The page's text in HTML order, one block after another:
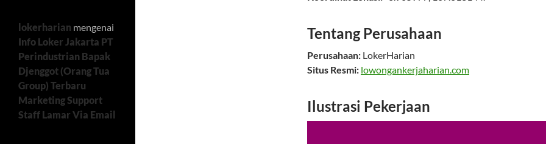
Tentang Perusahaan
Perusahaan: LokerHarian
Situs Resmi: lowongankerjaharian.com
Ilustrasi Pekerjaan
lokerharian mengenai
Info Loker Jakarta PT
Perindustrian Bapak
Djenggot (Orang Tua
Group) Terbaru
Marketing Support
Staff Lamar Via Email